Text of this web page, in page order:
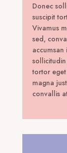
Donec
suscipit
Vivamus
sed,
tortor
magna
convallis